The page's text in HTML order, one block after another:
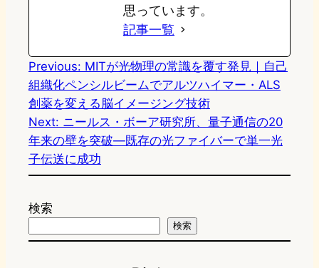
思っています。
記事一覧
Previous: MITが光物理の常識を覆す発見｜自己
組織化ペンシルビームでアルツハイマー・ALS
創薬を変える脳イメージング技術
Next: ニールス・ボーア研究所、量子通信の20
年来の壁を突破—既存の光ファイバーで単一光
子伝送に成功
検索
検索